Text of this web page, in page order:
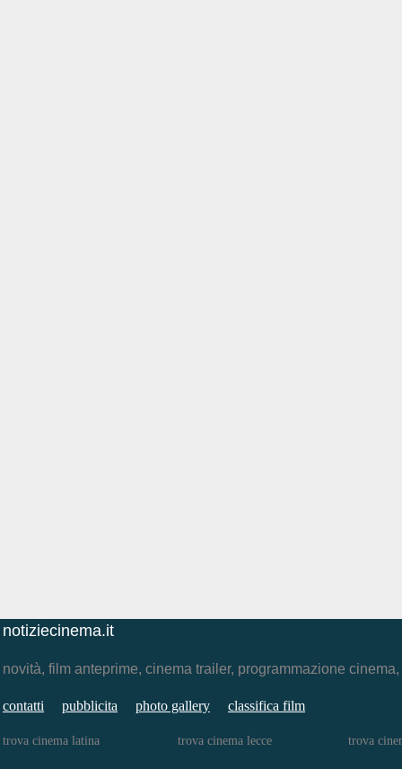
notiziecinema.it
novità, film anteprime, cinema trailer, programmazione
contatti pubblicita photo gallery classifica film
trova cinema latina trova cinema lecce trova